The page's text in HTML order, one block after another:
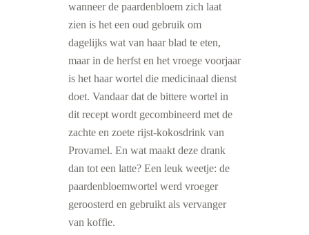
wanneer de paardenbloem zich laat
zien is het een oud gebruik om
dagelijks wat van haar blad te eten,
maar in de herfst en het vroege voorjaar
is het haar wortel die medicinaal dienst
doet. Vandaar dat de bittere wortel in
dit recept wordt gecombineerd met de
zachte en zoete rijst-kokosdrink van
Provamel. En wat maakt deze drank
dan tot een latte? Een leuk weetje: de
paardenbloemwortel werd vroeger
geroosterd en gebruikt als vervanger
van koffie.